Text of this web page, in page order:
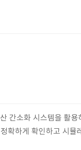
간소화 시스템을 활용
확하게 확인하고 시뮬